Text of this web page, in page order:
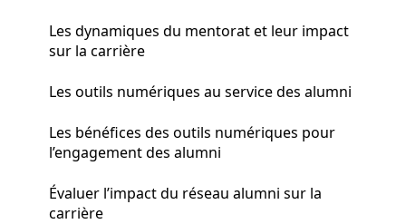
Les dynamiques du mentorat et leur impact
sur la carrière
Les outils numériques au service des alumni
Les bénéfices des outils numériques pour
l’engagement des alumni
Évaluer l’impact du réseau alumni sur la
carrière